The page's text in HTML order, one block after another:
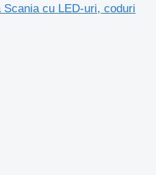
cu LED-uri, coduri